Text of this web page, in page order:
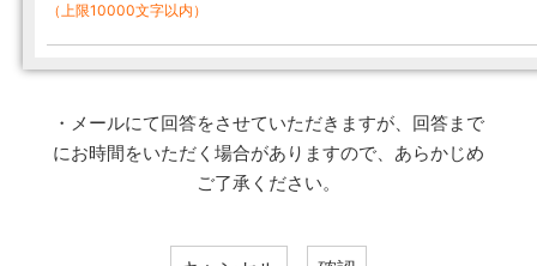
（上限10000文字以内）
・メールにて回答をさせていただきますが、回答まで
にお時間をいただく場合がありますので、あらかじめ
ご了承ください。